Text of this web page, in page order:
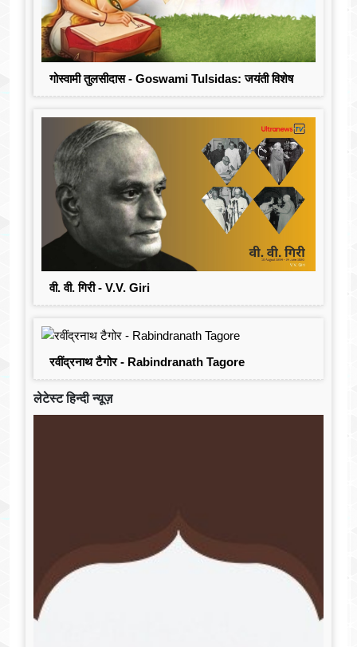
गोस्वामी तुलसीदास - Goswami Tulsidas: जयंती विशेष
वी. वी. गिरी - V.V. Giri
रवींद्रनाथ टैगोर - Rabindranath Tagore
लेटेस्ट हिन्दी न्यूज़